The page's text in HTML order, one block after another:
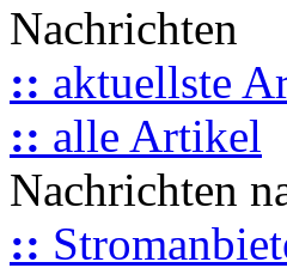
Nachrichten
:: aktuellste
:: alle Artikel
Nachrichten
::